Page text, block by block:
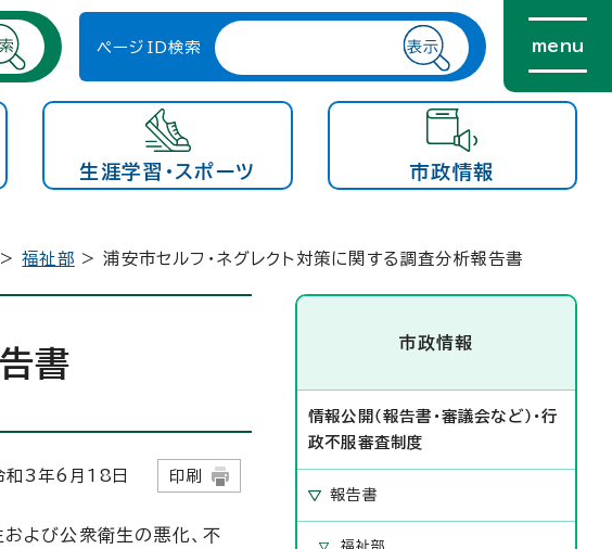
ページID検索 menu
生涯学習・スポーツ 市政情報
>福祉部 > 浦安市セルフ・ネグレクト対策に関する調査分析報告書
書
3年6月 18 日 印刷
よび公衆衛生の悪化、不
市政情報
情報公開（報告書・審議会など）・行
政不服審査制度
報告書